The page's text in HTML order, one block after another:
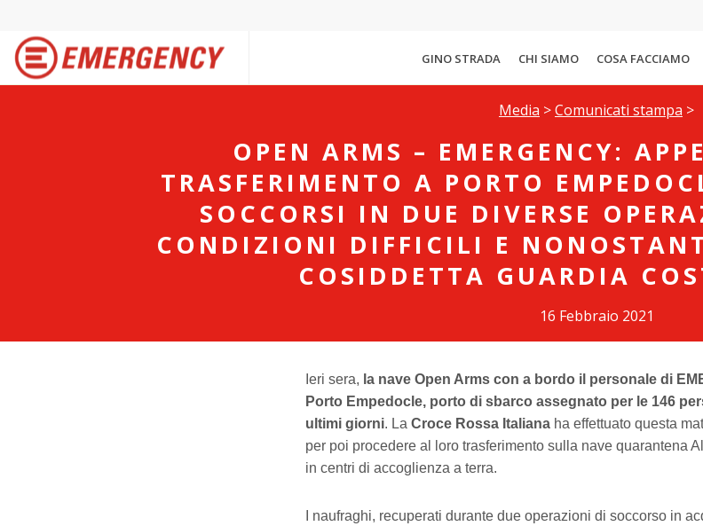
GINO STRADA CHI SIAMO COSA FACCIAMO
Media >Comunicati stampa >
OPEN ARMS – EMERGENCY:
TRASFERIMENTO A PORTO
SOCCORSI IN DUE DIVERSE
CONDIZIONI DIFFICILI E
COSIDDETTA GUARDIA
16 Febbraio 2021
Ieri sera, la nave Open Arms con a bordo il personale di
Porto Empedocle, porto di sbarco assegnato per le 146
ultimi giorni. La Croce Rossa Italianaha effettuato questa
per poi procedere al loro trasferimento sulla nave quarantena
in centri di accoglienza a terra.
I naufraghi, recuperati durante due operazioni di soccorso in